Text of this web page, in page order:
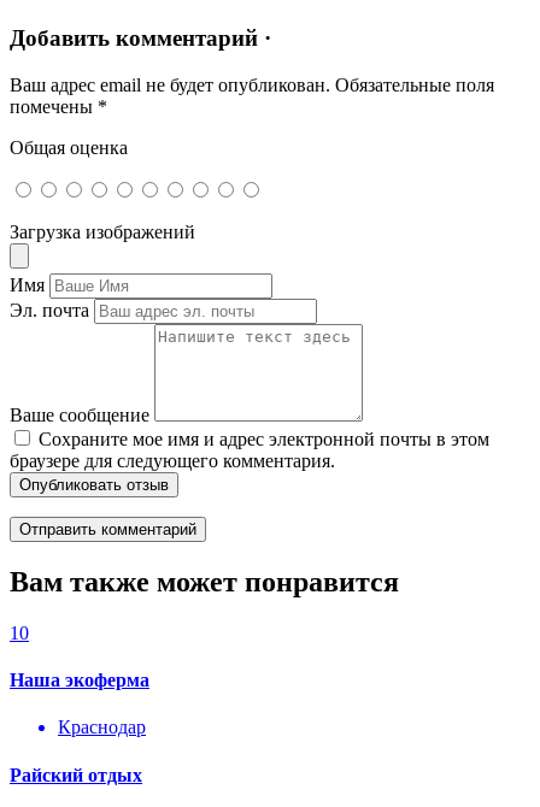
Добавить комментарий ·
Ваш адрес email не будет опубликован. Обязательные поля
помечены *
Общая оценка
Загрузка изображений
Имя
Эл. почта
Ваше сообщение
Сохраните мое имя и адрес электронной почты в этом
браузере для следующего комментария.
Опубликовать отзыв
Вам также может понравится
10
Наша экоферма
Краснодар
Райский отдых